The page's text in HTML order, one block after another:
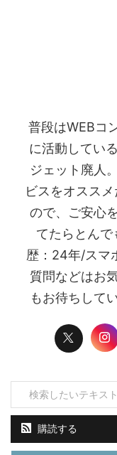
普段はWEBコ
に活動してい
ジェット廃人
ビスをオスス
ので、ご安心
てたらとん
歴：24年/スマ
質問などはお
もお待ちして
購読する